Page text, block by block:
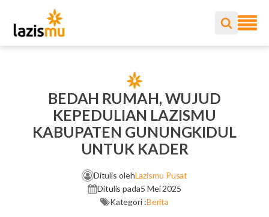
BEDAH RUMAH, WUJUD
KEPEDULIAN LAZISMU
KABUPATEN GUNUNGKIDUL
UNTUK KADER
Ditulis olehLazismu Pusat
Ditulis pada5 Mei 2025
Kategori :Berita